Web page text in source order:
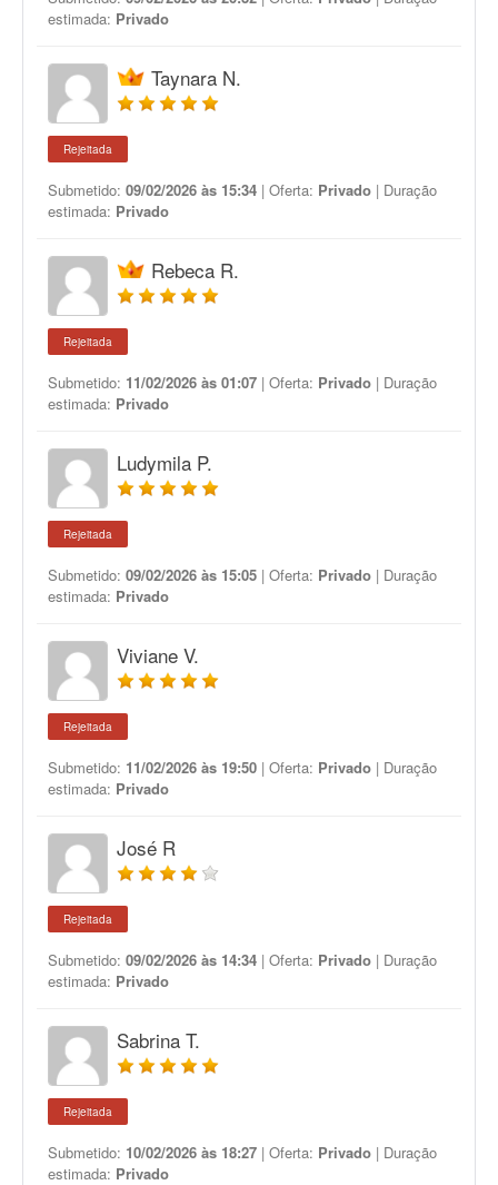
estimada: Privado
Taynara N.
Rejeitada
Submetido: 09/02/2026 às 15:34 | Oferta: Privado | Duração
estimada: Privado
Rebeca R.
Rejeitada
Submetido: 11/02/2026 às 01:07 | Oferta: Privado | Duração
estimada: Privado
Ludymila P.
Rejeitada
Submetido: 09/02/2026 às 15:05 | Oferta: Privado | Duração
estimada: Privado
Viviane V.
Rejeitada
Submetido: 11/02/2026 às 19:50 | Oferta: Privado | Duração
estimada: Privado
José R
Rejeitada
Submetido: 09/02/2026 às 14:34 | Oferta: Privado | Duração
estimada: Privado
Sabrina T.
Rejeitada
Submetido: 10/02/2026 às 18:27 | Oferta: Privado | Duração
estimada: Privado